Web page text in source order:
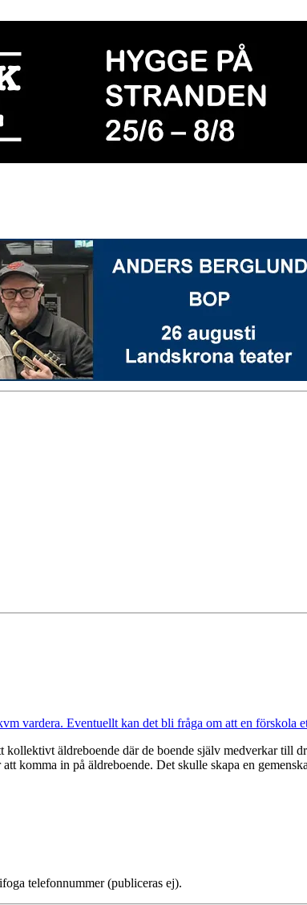
äldreboende där de boende själv medverkar till
komma in på äldreboende. Det skulle skapa en
telefonnummer (publiceras ej).